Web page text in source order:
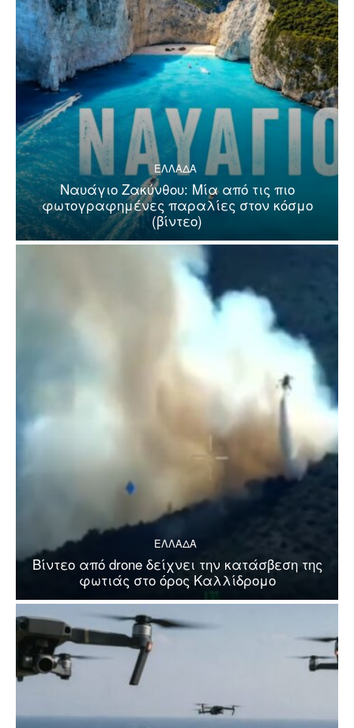
ΕΛΛΑΔΑ
Ναυάγιο Ζακύνθου: Μία από τις πιο
φωτογραφημένες παραλίες στον κόσμο
(βίντεο)
ΕΛΛΑΔΑ
Βίντεο από drone δείχνει την κατάσβεση της
φωτιάς στο όρος Καλλίδρομο